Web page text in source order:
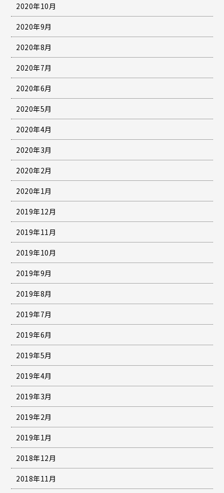
2020年10月
2020年9月
2020年8月
2020年7月
2020年6月
2020年5月
2020年4月
2020年3月
2020年2月
2020年1月
2019年12月
2019年11月
2019年10月
2019年9月
2019年8月
2019年7月
2019年6月
2019年5月
2019年4月
2019年3月
2019年2月
2019年1月
2018年12月
2018年11月